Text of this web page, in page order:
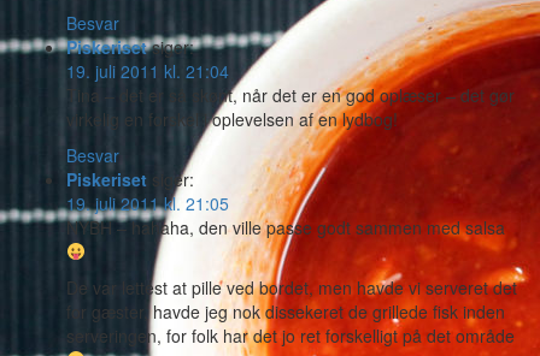
Besvar
Piskeriset siger:
19. juli 2011 kl. 21:04
Tina – det er så skønt, når det er en god oplæser – det gør
virkelig en forskel i oplevelsen af en lydbog!
Besvar
Piskeriset siger:
19. juli 2011 kl. 21:05
NYBH – hahaha, den ville passe godt sammen med salsa
De var lettest at pille ved bordet, men havde vi serveret det
for gæster, havde jeg nok dissekeret de grillede fisk inden
serveringen, for folk har det jo ret forskelligt på det område